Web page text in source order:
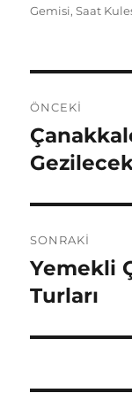
Gemisi,Saat
ÖNCEKI
Önceki
yazı:
SONRAKI
Sonraki
yazı:
Yemekli
Turları